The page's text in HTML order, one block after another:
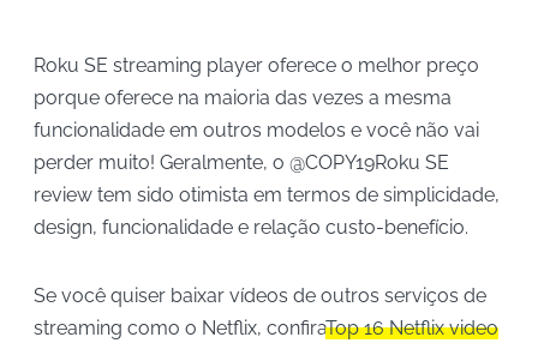
Roku SE streaming player oferece o melhor preço
porque oferece na maioria das vezes a mesma
funcionalidade em outros modelos e você não vai
perder muito! Geralmente, o @COPY19Roku SE
review tem sido otimista em termos de simplicidade,
design, funcionalidade e relação custo-benefício.
Se você quiser baixar vídeos de outros serviços de
streaming como o Netflix, confiraTop 16 Netflix video